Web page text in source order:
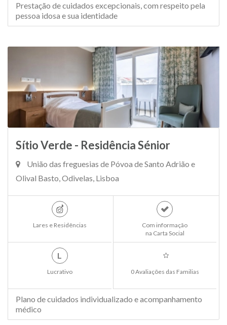
Prestação de cuidados excepcionais, com respeito pela
pessoa idosa e sua identidade
Sítio Verde - Residência Sénior
União das freguesias de Póvoa de Santo Adrião e
Olival Basto, Odivelas, Lisboa
Lares e Residências
Com informação
na Carta Social
L
Lucrativo 0 Avaliações das Familias
Plano de cuidados individualizado e acompanhamento
médico